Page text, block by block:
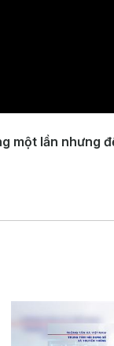
một lần nhưng